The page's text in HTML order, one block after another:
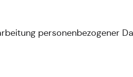
personenbezogener